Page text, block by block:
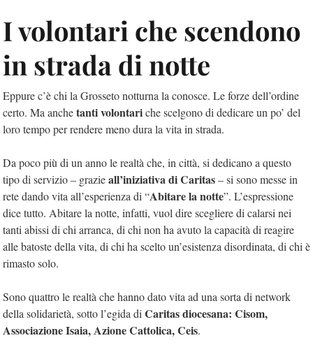
I volontari che scendono
in strada di notte
Eppure c’è chi la Grosseto notturna la conosce. Le forze dell’ordine
certo. Ma anchetanti volontariche scelgono di dedicare un po’ del
loro tempo per rendere meno dura la vita in strada.
Da poco più di un anno le realtà che, in città, si dedicano a questo
tipo di servizio – grazieall’iniziativa di Caritas– si sono messe in
rete dando vita all’esperienza di “Abitare la notte”. L’espressione
dice tutto. Abitare la notte, infatti, vuol dire scegliere di calarsi nei
tanti abissi di chi arranca, di chi non ha avuto la capacità di reagire
alle batoste della vita, di chi ha scelto un’esistenza disordinata, di chi è
rimasto solo.
Sono quattro le realtà che hanno dato vita ad una sorta di network
della solidarietà, sotto l’egida diCaritas diocesana: Cisom,
Associazione Isaia, Azione Cattolica, Ceis.